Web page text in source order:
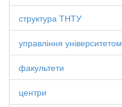
структура ТНТУ
управління університетом
факультети
центри